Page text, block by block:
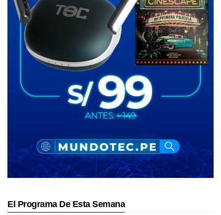
El Programa De Esta Semana